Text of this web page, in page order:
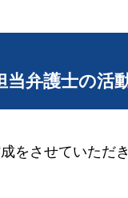
当弁護士の活
をさせていただき